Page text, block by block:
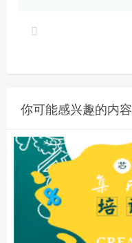
你可能感兴趣的内容